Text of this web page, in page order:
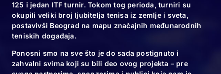
125 i jedan ITF turnir. Tokom tog perioda, turniri su
okupili veliki broj ljubitelja tenisa iz zemlje i sveta,
postavivši Beograd na mapu značajnih međunarodnih
teniskih događaja.
Ponosni smo na sve što je do sada postignuto i
zahvalni svima koji su bili deo ovog projekta – pre